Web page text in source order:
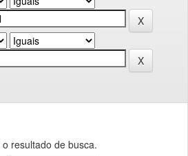
resultado de busca.